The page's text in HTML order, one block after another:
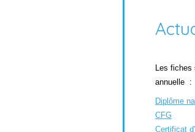
Les fiches
annuelle :
Diplôme
CFG
Certificat